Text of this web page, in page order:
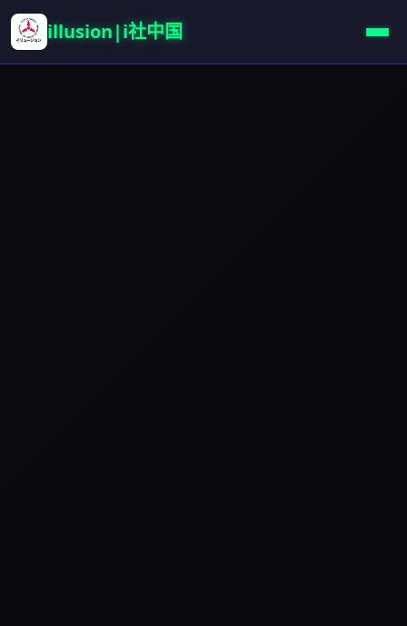
illusion|i社中国